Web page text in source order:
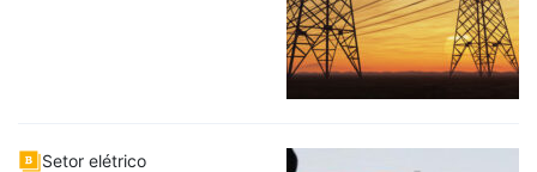
Setor elétrico